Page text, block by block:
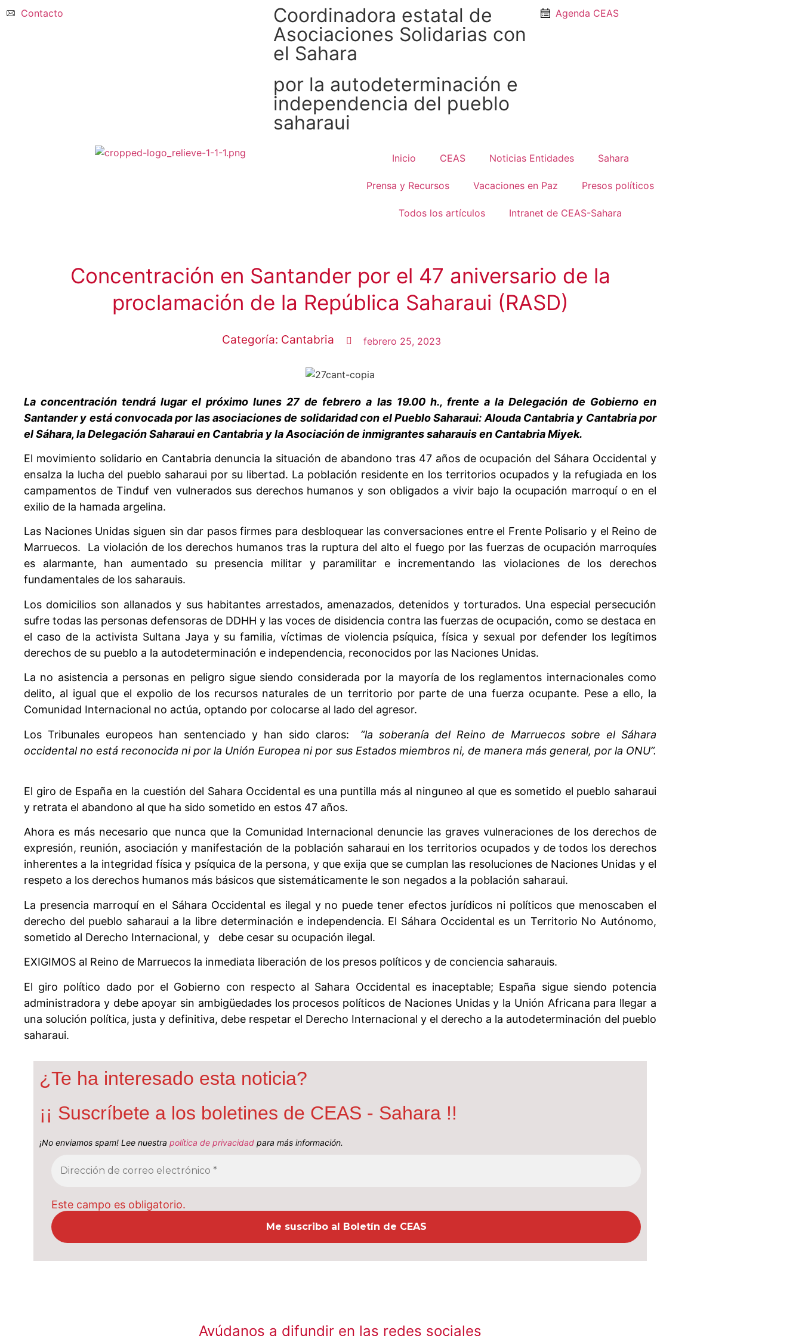
Contacto
Coordinadora estatal de
Asociaciones Solidarias con
el Sahara
por la autodeterminación e
independencia del pueblo
saharaui
Agenda CEAS
Inicio CEAS Noticias Entidades Sahara
Prensa y Recursos Vacaciones en Paz Presos políticos
Todos los artículos Intranet de CEAS-Sahara
Concentración en Santander por el 47 aniversario de la
proclamación de la República Saharaui (RASD)
Categoría: Cantabria febrero 25, 2023
La concentración tendrá lugar el próximo lunes 27 de febrero a las 19.00 h., frente a la Delegación de Gobierno en
Santander y está convocada por las asociaciones de solidaridad con el Pueblo Saharaui: Alouda Cantabria y Cantabria por
el Sáhara, la Delegación Saharaui en Cantabria y la Asociación de inmigrantes saharauis en Cantabria Miyek.
El movimiento solidario en Cantabria denuncia la situación de abandono tras 47 años de ocupación del Sáhara Occidental y
ensalza la lucha del pueblo saharaui por su libertad. La población residente en los territorios ocupados y la refugiada en los
campamentos de Tinduf ven vulnerados sus derechos humanos y son obligados a vivir bajo la ocupación marroquí o en el
exilio de la hamada argelina.
Las Naciones Unidas siguen sin dar pasos firmes para desbloquear las conversaciones entre el Frente Polisario y el Reino de
Marruecos. La violación de los derechos humanos tras la ruptura del alto el fuego por las fuerzas de ocupación marroquíes
es alarmante, han aumentado su presencia militar y paramilitar e incrementando las violaciones de los derechos
fundamentales de los saharauis.
Los domicilios son allanados y sus habitantes arrestados, amenazados, detenidos y torturados. Una especial persecución
sufre todas las personas defensoras de DDHH y las voces de disidencia contra las fuerzas de ocupación, como se destaca en
el caso de la activista Sultana Jaya y su familia, víctimas de violencia psíquica, física y sexual por defender los legítimos
derechos de su pueblo a la autodeterminación e independencia, reconocidos por las Naciones Unidas.
La no asistencia a personas en peligro sigue siendo considerada por la mayoría de los reglamentos internacionales como
delito, al igual que el expolio de los recursos naturales de un territorio por parte de una fuerza ocupante. Pese a ello, la
Comunidad Internacional no actúa, optando por colocarse al lado del agresor.
Los Tribunales europeos han sentenciado y han sido claros: “la soberanía del Reino de Marruecos sobre el Sáhara
occidental no está reconocida ni por la Unión Europea ni por sus Estados miembros ni, de manera más general, por la ONU”.
El giro de España en la cuestión del Sahara Occidental es una puntilla más al ninguneo al que es sometido el pueblo saharaui
y retrata el abandono al que ha sido sometido en estos 47 años.
Ahora es más necesario que nunca que la Comunidad Internacional denuncie las graves vulneraciones de los derechos de
expresión, reunión, asociación y manifestación de la población saharaui en los territorios ocupados y de todos los derechos
inherentes a la integridad física y psíquica de la persona, y que exija que se cumplan las resoluciones de Naciones Unidas y el
respeto a los derechos humanos más básicos que sistemáticamente le son negados a la población saharaui.
La presencia marroquí en el Sáhara Occidental es ilegal y no puede tener efectos jurídicos ni políticos que menoscaben el
derecho del pueblo saharaui a la libre determinación e independencia. El Sáhara Occidental es un Territorio No Autónomo,
sometido al Derecho Internacional, y debe cesar su ocupación ilegal.
EXIGIMOS al Reino de Marruecos la inmediata liberación de los presos políticos y de conciencia saharauis.
El giro político dado por el Gobierno con respecto al Sahara Occidental es inaceptable; España sigue siendo potencia
administradora y debe apoyar sin ambigüedades los procesos políticos de Naciones Unidas y la Unión Africana para llegar a
una solución política, justa y definitiva, debe respetar el Derecho Internacional y el derecho a la autodeterminación del pueblo
saharaui.
¿Te ha interesado esta noticia?
¡¡ Suscríbete a los boletines de CEAS - Sahara !!
¡No enviamos spam! Lee nuestra política de privacidad para más información.
Este campo es obligatorio.
Ayúdanos a difundir en las redes sociales